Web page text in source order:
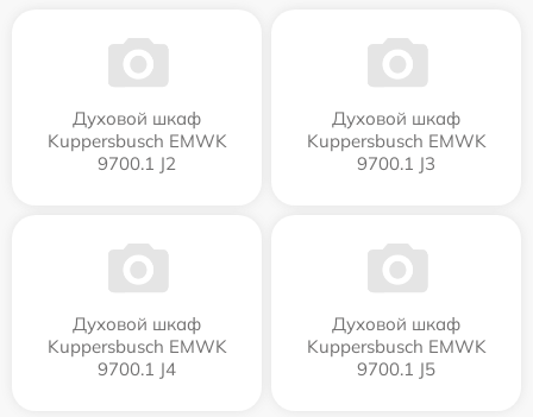
Духовой шкаф
Kuppersbusch EMWK
9700.1 J2
Духовой шкаф
Kuppersbusch EMWK
9700.1 J3
Духовой шкаф
Kuppersbusch EMWK
9700.1 J4
Духовой шкаф
Kuppersbusch EMWK
9700.1 J5